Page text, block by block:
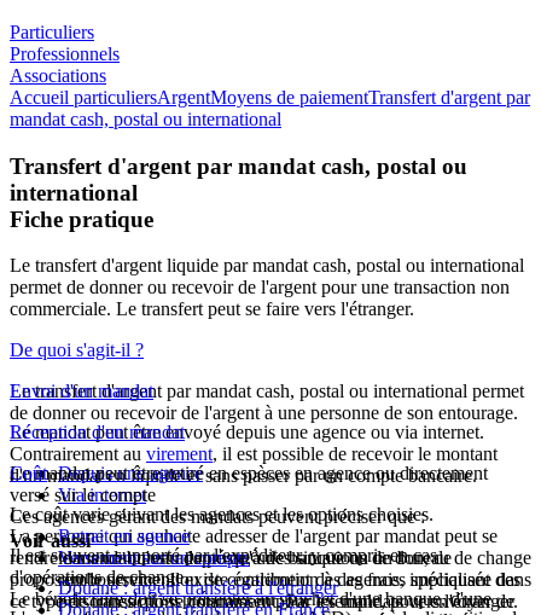
Particuliers
Professionnels
Associations
Accueil particuliersArgentMoyens de paiementTransfert d'argent par
mandat cash, postal ou international
Transfert d'argent par mandat cash, postal ou
international
Fiche pratique
Le transfert d'argent liquide par mandat cash, postal ou international
permet de donner ou recevoir de l'argent pour une transaction non
commerciale. Le transfert peut se faire vers l'étranger.
De quoi s'agit-il ?
Le transfert d'argent par mandat cash, postal ou international permet
de donner ou recevoir de l'argent à une personne de son entourage.
Contrairement au virement, il est possible de recevoir le montant
d'un mandat en liquide et sans passer par un compte bancaire.
Ces agences gérant des mandats peuvent préciser que :
le mandat n'est adapté qu'à des situations de don, de
remboursement ou de contribution à des frais, impliquant des
personnes qui se connaissent. Par exemple, pour envoyer de
Envoi d'un mandat
Le mandat peut être envoyé depuis une agence ou via internet.
Depuis une agence
Via internet
La personne qui souhaite adresser de l'argent par mandat peut se
rendre dans un bureau de poste, une banque ou un bureau de change
proposant le service. ll existe également des agences spécialisée dans
ce type de transactions notamment pour les mandats vers l'étranger.
Réception d'un mandat
Le mandat peut être retiré en espèces en agence ou directement
versé sur le compte
Retrait en agence
Versement sur un compte
Le bénéficiaire doit se présenter au guichet d'une banque, d'une
Coût
Le coût varie suivant les agences et les options choisies.
Il est souvent supporté par l'expéditeur, y compris en cas
d'opérations de change.
Voir aussi
Douane : argent transféré à l'étranger
Douane : argent transféré en France